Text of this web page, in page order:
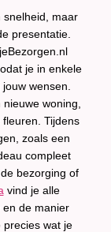
snelheid, maar
presentatie.
je in enkele
wensen.
woning,
Tijdens
zoals een
compleet
bezorging of
vind je alle
de manier
precies wat je